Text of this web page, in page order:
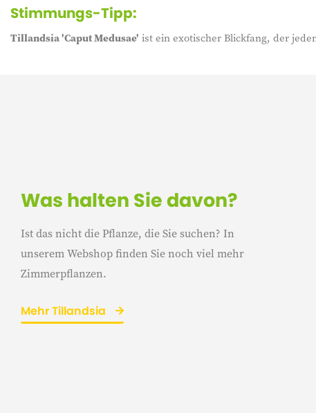
Was halten Sie davon?
Ist das nicht die Pflanze, die Sie suchen? In
unserem Webshop finden Sie noch viel mehr
Zimmerpflanzen.
Mehr Tillandsia
Stimmungs-Tipp:
Tillandsia 'Caput Medusae' ist ein exotischer Blickfang, der